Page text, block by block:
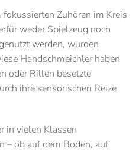
Zuhören im Kreis
weder Spielzeug noch
werden, wurden
Handschmeichler haben
oder Rillen besetzte
ihre sensorischen Reize
in vielen Klassen
– ob auf dem Boden, auf